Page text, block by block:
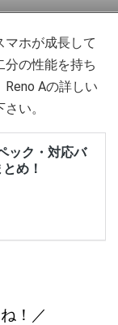
マホが成長して
分の性能を持ち
Aの詳しい
い。
！／